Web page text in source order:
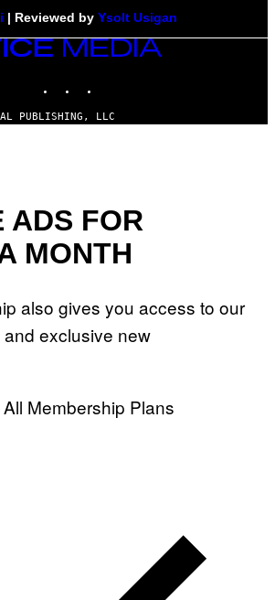
| Reviewed by Ysolt Usigan
PUBLISHING, LLC
ADS FOR
MONTH
also gives you access to our
exclusive new
Membership Plans